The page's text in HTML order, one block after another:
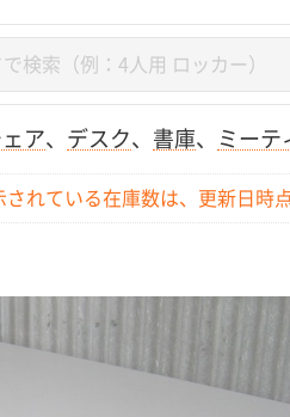
ア、 デスク、 書庫、 ミーテ
れている在庫数は、更新日時